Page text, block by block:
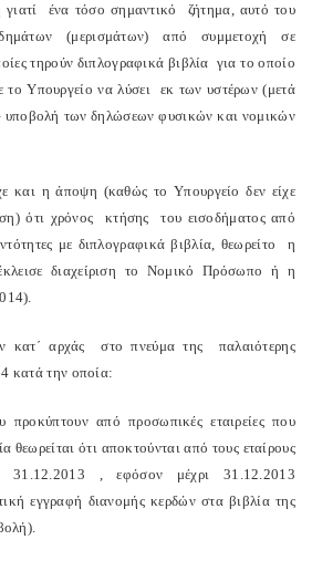
ένα τόσο σημαντικό ζήτημα, αυτό του
(μερισμάτων) από συμμετοχή σε
τηρούν διπλογραφικά βιβλία για το οποίο
Υπουργείο να λύσει εκ των υστέρων (μετά
υποβολή των δηλώσεων φυσικών και νομικών
και η άποψη (καθώς το Υπουργείο δεν είχε
ότι χρόνος κτήσης του εισοδήματος από
με διπλογραφικά βιβλία, θεωρείτο η
διαχείριση το Νομικό Πρόσωπο ή η
κατ΄ αρχάς στο πνεύμα της παλαιότερης
κατά την οποία:
προκύπτουν από προσωπικές εταιρείες που
θεωρείται ότι αποκτούνται από τους εταίρους
, εφόσον μέχρι 31.12.2013
εγγραφή διανομής κερδών στα βιβλία της